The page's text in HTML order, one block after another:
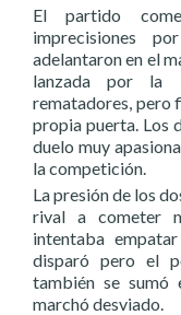
El partido
imprecisiones
adelantaron en el
lanzada por la
rematadores, pero
propia puerta. Los
duelo muy
la competición.
La presión de los
rival a cometer
intentaba
disparó pero el
también se
marchó desviado.